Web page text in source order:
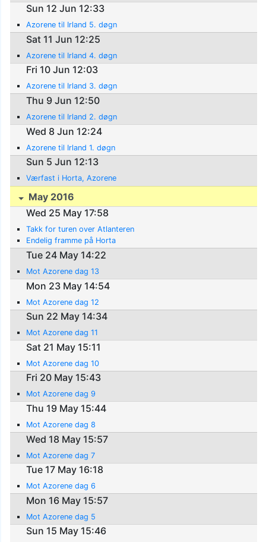
Sun 12 Jun 12:33
Azorene til Irland 5. døgn
Sat 11 Jun 12:25
Azorene til Irland 4. døgn
Fri 10 Jun 12:03
Azorene til Irland 3. døgn
Thu 9 Jun 12:50
Azorene til Irland 2. døgn
Wed 8 Jun 12:24
Azorene til Irland 1. døgn
Sun 5 Jun 12:13
Værfast i Horta, Azorene
May 2016
Wed 25 May 17:58
Takk for turen over Atlanteren
Endelig framme på Horta
Tue 24 May 14:22
Mot Azorene dag 13
Mon 23 May 14:54
Mot Azorene dag 12
Sun 22 May 14:34
Mot Azorene dag 11
Sat 21 May 15:11
Mot Azorene dag 10
Fri 20 May 15:43
Mot Azorene dag 9
Thu 19 May 15:44
Mot Azorene dag 8
Wed 18 May 15:57
Mot Azorene dag 7
Tue 17 May 16:18
Mot Azorene dag 6
Mon 16 May 15:57
Mot Azorene dag 5
Sun 15 May 15:46